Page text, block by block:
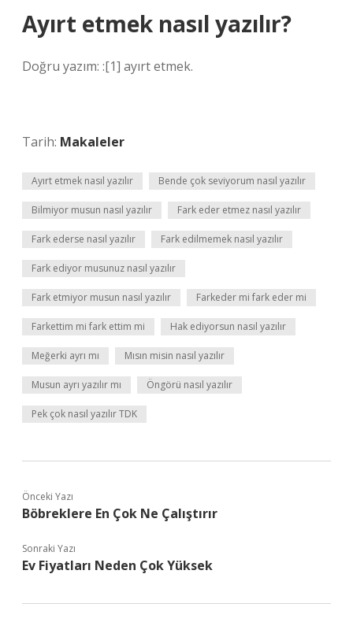
Ayırt etmek nasıl yazılır?
Doğru yazım: :[1] ayırt etmek.
Tarih: Makaleler
Ayırt etmek nasıl yazılır Bende çok seviyorum nasıl yazılır
Bilmiyor musun nasıl yazılır Fark eder etmez nasıl yazılır
Fark ederse nasıl yazılır Fark edilmemek nasıl yazılır
Fark ediyor musunuz nasıl yazılır
Fark etmiyor musun nasıl yazılır Farkeder mi fark eder mi
Farkettim mi fark ettim mi Hak ediyorsun nasıl yazılır
Meğerki ayrı mı Mısın misin nasıl yazılır
Musun ayrı yazılır mı Öngörü nasıl yazılır
Pek çok nasıl yazılır TDK
Önceki Yazı
Böbreklere En Çok Ne Çalıştırır
Sonraki Yazı
Ev Fiyatları Neden Çok Yüksek